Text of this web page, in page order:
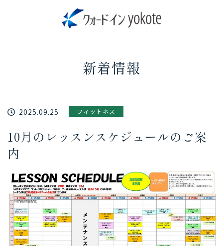
新着情報
2025.09.25 フィットネス
10月のレッスンスケジュールのご案
内